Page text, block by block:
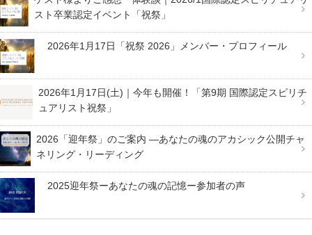
スト卒業認定イベント「祝祭」
2026年1月17日「祝祭 2026」メンバー・プロフィール
2026年1月17日(土)｜今年も開催！「第9期 国際認定スピリチ
ュアリスト祝祭」
2026「迎年祭」のご案内 —あなたの魂のアカシック公開チャ
ネリング・リーディング
2025迎年祭ーあなたの魂の記憶ー参加者の声